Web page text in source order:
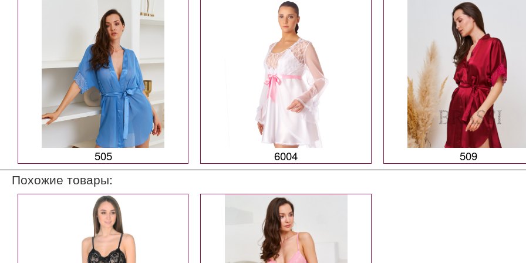
505 6004 509
Похожие товары: